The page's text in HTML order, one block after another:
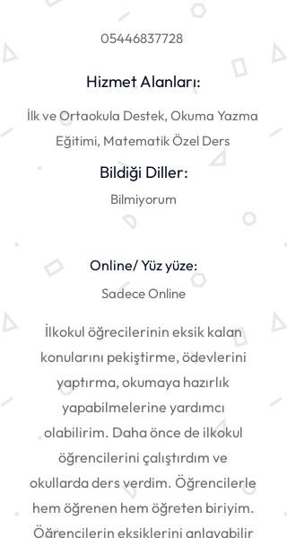
05446837728
Hizmet Alanları:
İlk ve Ortaokula Destek, Okuma Yazma
Eğitimi, Matematik Özel Ders
Bildiği Diller:
Bilmiyorum
Online/ Yüz yüze:
Sadece Online
İlkokul öğrecilerinin eksik kalan
konularını pekiştirme, ödevlerini
yaptırma, okumaya hazırlık
yapabilmelerine yardımcı
olabilirim. Daha önce de ilkokul
öğrencilerini çalıştırdım ve
okullarda ders verdim. Öğrencilerle
hem öğrenen hem öğreten biriyim.
Öğrencilerin eksiklerini anlayabilir